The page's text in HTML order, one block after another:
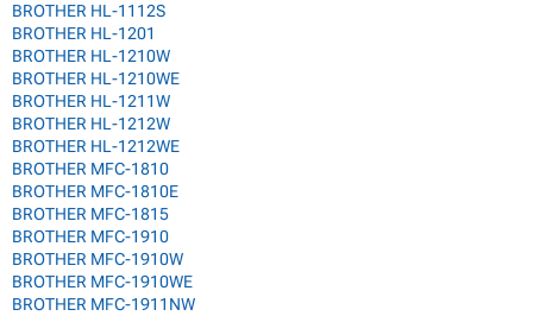
BROTHER HL-1112S
BROTHER HL-1201
BROTHER HL-1210W
BROTHER HL-1210WE
BROTHER HL-1211W
BROTHER HL-1212W
BROTHER HL-1212WE
BROTHER MFC-1810
BROTHER MFC-1810E
BROTHER MFC-1815
BROTHER MFC-1910
BROTHER MFC-1910W
BROTHER MFC-1910WE
BROTHER MFC-1911NW